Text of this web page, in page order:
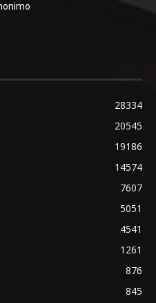
28334
20545
19186
14574
7607
5051
4541
1261
876
845